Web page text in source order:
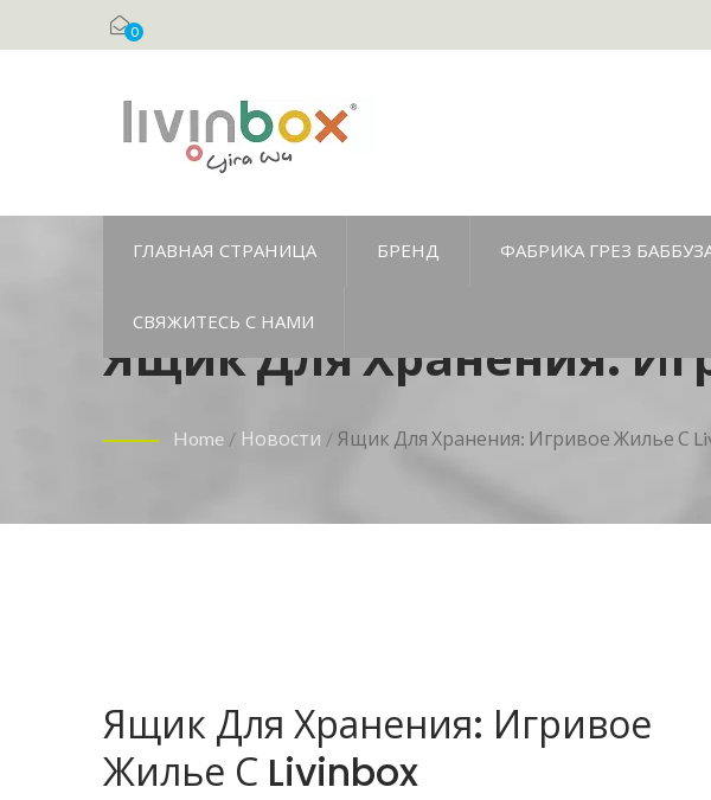
0
ГЛАВНАЯ СТРАНИЦА БРЕНД ФАБРИКА ГРЕЗ
СВЯЖИТЕСЬ С НАМИ
Ящик Для Хранения:
Home / Новости / Ящик Для Хранения: Игривое Жилье С
Ящик Для Хранения: Игривое
Жилье С Livinbox